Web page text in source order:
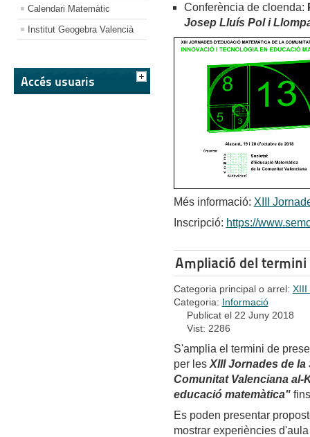
Calendari Matemàtic
Institut Geogebra Valencià
Accés usuaris
Conferència de cloenda:
Josep Lluís Pol i
Més informació: XIII
Inscripció: https://
Ampliació del
Categoria principal o arrel: XIII
Categoria: Informació
Publicat el 22 Juny 2018
Vist: 2286
S'amplia el termini de
per les XIII Jornades de la
Comunitat Valenciana
educació matemàtica"
Es poden presentar
mostrar experiències